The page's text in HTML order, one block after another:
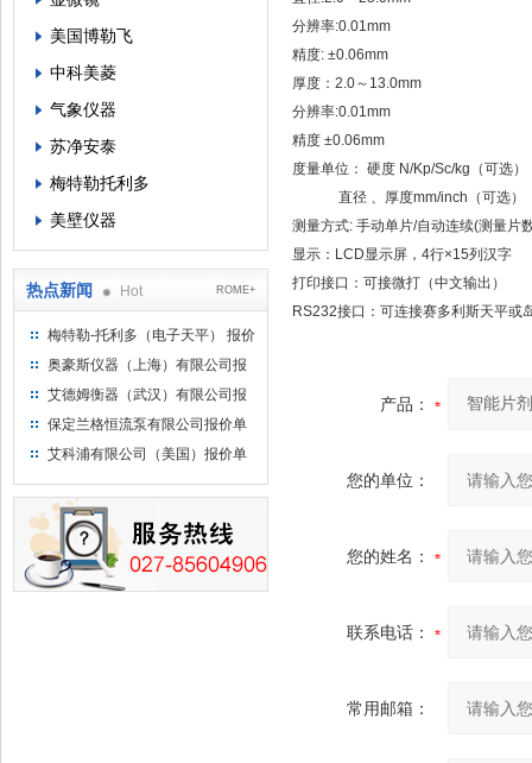
美国博勒飞
中科美菱
气象仪器
苏净安泰
梅特勒托利多
美壁仪器
热点新闻 Hot ROME+
梅特勒-托利多（电子天平） 报价
单
奥豪斯仪器（上海）有限公司报
价单
艾德姆衡器（武汉）有限公司报
价单
保定兰格恒流泵有限公司报价单
艾科浦有限公司（美国）报价单
分辨率:0.01mm
精度: ±0.06mm
厚度：2.0～13.0mm
分辨率:0.01mm
精度 ±0.06mm
度量单位： 硬度 N/Kp/Sc/kg（可选
直径 、厚度mm/inch（可选）
测量方式: 手动单片/自动连续(测量片
显示：LCD显示屏，4行×15列汉字
打印接口：可接微打（中文输出）
RS232接口：可连接赛多利斯天平或
产品：
您的单位：
您的姓名：
联系电话：
常用邮箱：